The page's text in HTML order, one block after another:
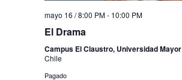
mayo 16 / 8:00 PM- 10:00 PM
El Drama
Campus El Claustro, Universidad Mayor
Chile
Pagado